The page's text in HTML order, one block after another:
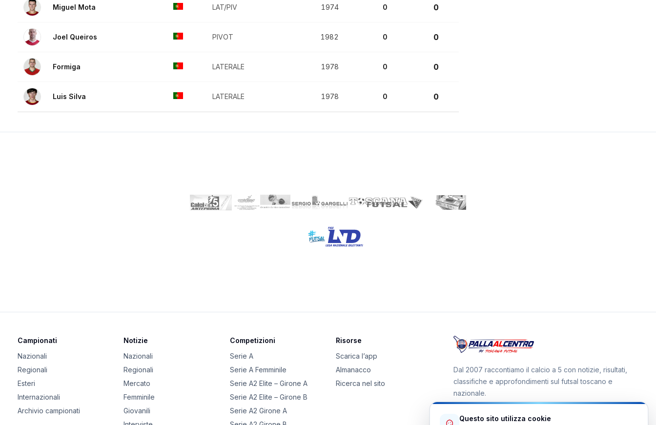
Miguel Mota LAT/PIV 1974 0 0
Joel Queiros PIVOT 1982 0 0
Formiga LATERALE 1978 0 0
Luis Silva LATERALE 1978 0 0
Campionati
Nazionali
Regionali
Esteri
Internazionali
Archivio campionati
Notizie
Nazionali
Regionali
Mercato
Femminile
Giovanili
Competizioni
Serie A
Serie A Femminile
Serie A2 Elite – Girone A
Serie A2 Elite – Girone B
Serie A2 Girone A
Risorse
Scarica l’app
Almanacco
Ricerca nel sito
Dal 2007 raccontiamo il calcio a 5 con notizie, risultati,
classifiche e approfondimenti sul futsal toscano e
nazionale.
Questo sito utilizza cookie